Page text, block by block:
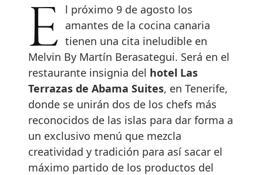
El próximo 9 de agosto los amantes de la cocina canaria
tienen una cita ineludible en
Melvin By Martín Berasategui. Será en el
restaurante insignia del hotel Las
Terrazas de Abama Suites, en Tenerife,
donde se unirán dos de los chefs más
reconocidos de las islas para dar forma a
un exclusivo menú que mezcla
creatividad y tradición para así sacar el
máximo partido de los productos del